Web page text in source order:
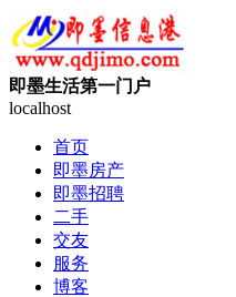
即墨生活第一门户
localhost
首页
即墨房产
即墨招聘
二手
交友
服务
博客